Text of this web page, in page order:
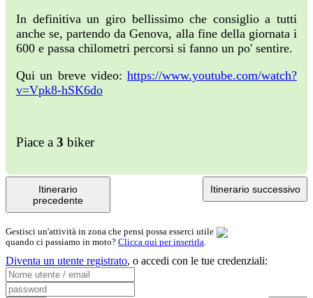
In definitiva un giro bellissimo che consiglio a tutti
anche se, partendo da Genova, alla fine della giornata i
600 e passa chilometri percorsi si fanno un po' sentire.
Qui un breve video: https://www.youtube.com/watch?
v=Vpk8-hSK6do
Piace a 3 biker
Itinerario
precedente
Itinerario successivo
Gestisci un'attività in zona che pensi possa esserci utile
quando ci passiamo in moto? Clicca qui per inserirla.
Diventa un utente registrato, o accedi con le tue credenziali: